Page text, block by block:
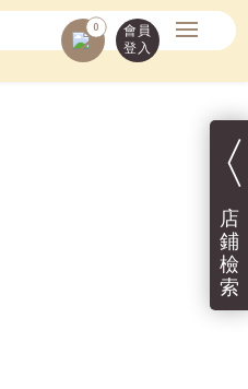
0
會員
登入
〈
店
鋪
檢
索